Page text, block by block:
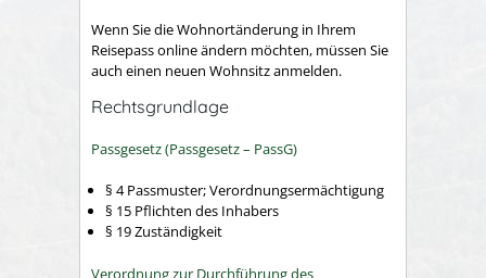
Wenn Sie die Wohnortänderung in Ihrem
Reisepass online ändern möchten, müssen Sie
auch einen neuen Wohnsitz anmelden.
Rechtsgrundlage
Passgesetz (Passgesetz – PassG)
§ 4 Passmuster; Verordnungsermächtigung
§ 15 Pflichten des Inhabers
§ 19 Zuständigkeit
Verordnung zur Durchführung des